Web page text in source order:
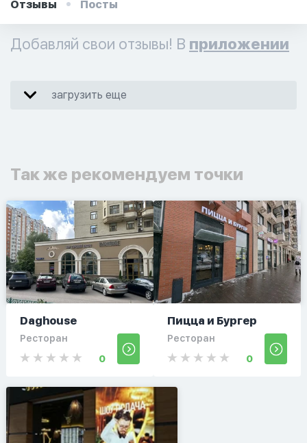
Отзывы Посты
Добавляй свои отзывы! В приложении
загрузить еще
Так же рекомендуем точки
Daghouse
Ресторан
0
Пицца и Бургер
Ресторан
0